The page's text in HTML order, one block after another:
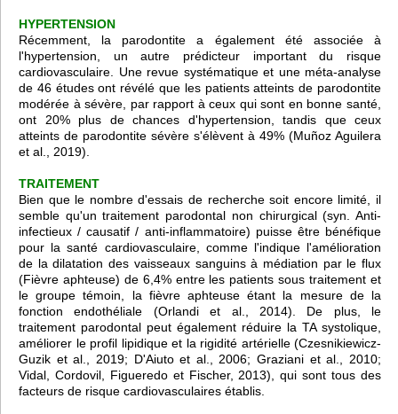
HYPERTENSION
Récemment, la parodontite a également été associée à
l'hypertension, un autre prédicteur important du risque
cardiovasculaire. Une revue systématique et une méta-analyse
de 46 études ont révélé que les patients atteints de parodontite
modérée à sévère, par rapport à ceux qui sont en bonne santé,
ont 20% plus de chances d'hypertension, tandis que ceux
atteints de parodontite sévère s'élèvent à 49% (Muñoz Aguilera
et al., 2019).
TRAITEMENT
Bien que le nombre d'essais de recherche soit encore limité, il
semble qu'un traitement parodontal non chirurgical (syn. Anti-
infectieux / causatif / anti-inflammatoire) puisse être bénéfique
pour la santé cardiovasculaire, comme l'indique l'amélioration
de la dilatation des vaisseaux sanguins à médiation par le flux
(Fièvre aphteuse) de 6,4% entre les patients sous traitement et
le groupe témoin, la fièvre aphteuse étant la mesure de la
fonction endothéliale (Orlandi et al., 2014). De plus, le
traitement parodontal peut également réduire la TA systolique,
améliorer le profil lipidique et la rigidité artérielle (Czesnikiewicz-
Guzik et al., 2019; D'Aiuto et al., 2006; Graziani et al., 2010;
Vidal, Cordovil, Figueredo et Fischer, 2013), qui sont tous des
facteurs de risque cardiovasculaires établis.